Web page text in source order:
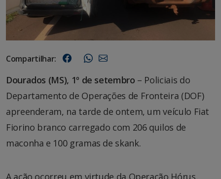
Compartilhar:
Dourados (MS), 1º de setembro – Policiais do
Departamento de Operações de Fronteira (DOF)
apreenderam, na tarde de ontem, um veículo Fiat
Fiorino branco carregado com 206 quilos de
maconha e 100 gramas de skank.
A ação ocorreu em virtude da Operação Hórus,